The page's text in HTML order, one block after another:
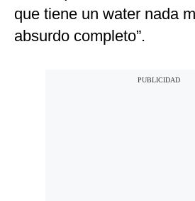
que tiene un water nada
absurdo completo”.